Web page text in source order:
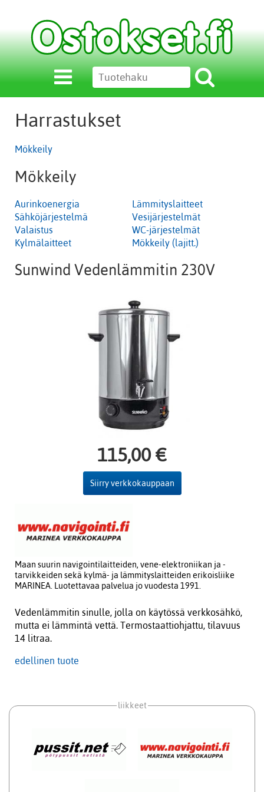
Harrastukset
Mökkeily
Mökkeily
Aurinkoenergia
Sähköjärjestelmä
Valaistus
Kylmälaitteet
Lämmityslaitteet
Vesijärjestelmät
WC-järjestelmät
Mökkeily (lajitt.)
Sunwind Vedenlämmitin 230V
115,00 €
Siirry verkkokauppaan
Maan suurin navigointilaitteiden, vene-elektroniikan ja -
tarvikkeiden sekä kylmä- ja lämmityslaitteiden erikoisliike
MARINEA. Luotettavaa palvelua jo vuodesta 1991.
Vedenlämmitin sinulle, jolla on käytössä verkkosähkö,
mutta ei lämmintä vettä. Termostaattiohjattu, tilavuus
14 litraa.
edellinen tuote
liikkeet